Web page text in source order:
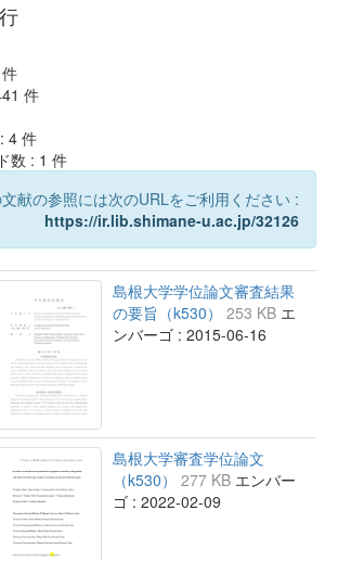
件
件
4 件
数 : 1 件
献の参照には次のURLをご利用ください :
https://ir.lib.shimane-u.ac.jp/32126
島根大学学位論文審査結果
の要旨（k530） 253 KB エ
ンバーゴ : 2015-06-16
島根大学審査学位論文
（k530） 277 KB エンバー
ゴ : 2022-02-09